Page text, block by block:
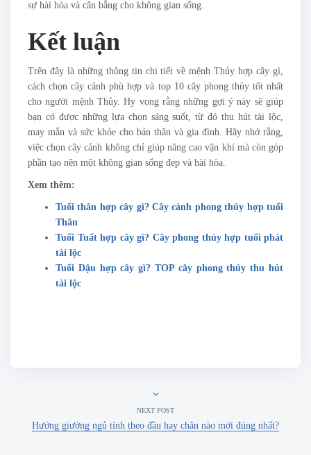
sự hài hòa và cân bằng cho không gian sống.
Kết luận
Trên đây là những thông tin chi tiết về mệnh Thủy hợp cây gì,
cách chọn cây cảnh phù hợp và top 10 cây phong thủy tốt nhất
cho người mệnh Thủy. Hy vọng rằng những gợi ý này sẽ giúp
bạn có được những lựa chọn sáng suốt, từ đó thu hút tài lộc,
may mắn và sức khỏe cho bản thân và gia đình. Hãy nhớ rằng,
việc chọn cây cảnh không chỉ giúp nâng cao vận khí mà còn góp
phần tạo nên một không gian sống đẹp và hài hòa.
Xem thêm:
Tuổi thân hợp cây gì? Cây cảnh phong thủy hợp tuổi
Thân
Tuổi Tuất hợp cây gì? Cây phong thủy hợp tuổi phát
tài lộc
Tuổi Dậu hợp cây gì? TOP cây phong thủy thu hút
tài lộc
NEXT POST
Hướng giường ngủ tính theo đầu hay chân nào mới đúng nhất?